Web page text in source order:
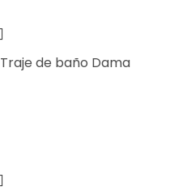
de baño Dama